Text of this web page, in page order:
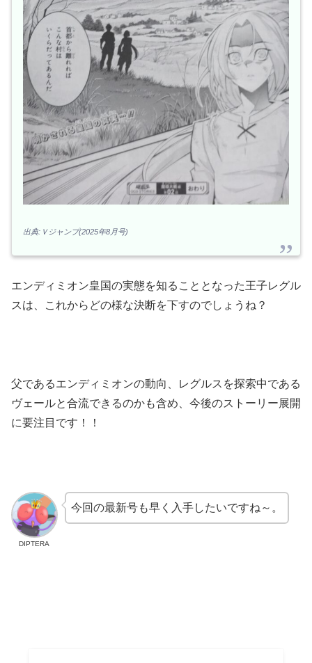
出典:Ｖジャンプ(2025年8月号)
エンディミオン皇国の実態を知ることとなった王子レグル
スは、これからどの様な決断を下すのでしょうね？
父であるエンディミオンの動向、レグルスを探索中である
ヴェールと合流できるのかも含め、今後のストーリー展開
に要注目です！！
DIPTERA
今回の最新号も早く入手したいですね～。